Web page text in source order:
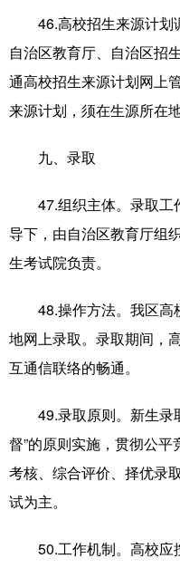
46.高校招生来源计划
自治区教育厅、自治区招
通高校招生来源计划网上
来源计划，须在生源所在
九、录取
47.组织主体。录取工
导下，由自治区教育厅组
生考试院负责。
48.操作方法。我区高
地网上录取。录取期间，
互通信联络的畅通。
49.录取原则。新生录
督”的原则实施，贯彻公
考核、综合评价、择优录
试为主。
50.工作机制。高校应